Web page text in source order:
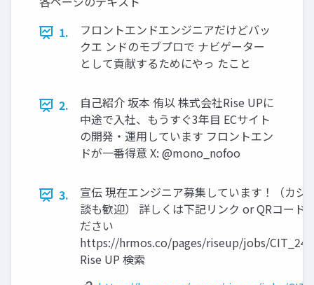
1.
フロントエンドエンジニアだけどバッ
クエ ンドのモブプロで ナビゲーター
として貢献するためにやっ たこと
2.
自己紹介 坂本 侑以 株式会社Rise UPに
中途で入社、もうすぐ3年目 ECサイト
の開発・運用しています フロントエン
ドが一番得意 X: @mono_nofoo
3.
宣伝 現在エンジニア募集しています！（カジ
談も歓迎） 詳しくは下記リンク or QRコード
ださい
https://hrmos.co/pages/riseup/jobs/
Rise UP 検索